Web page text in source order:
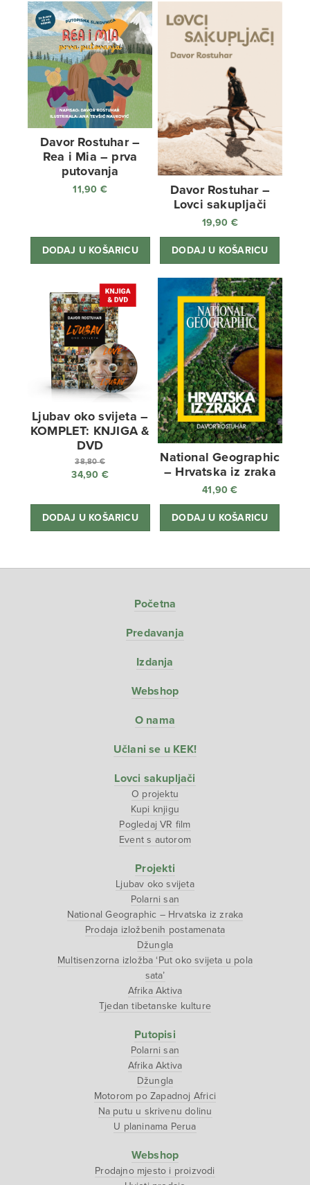
Davor Rostuhar –
Rea i Mia – prva
putovanja
11,90 €
DODAJ U KOŠARICU
Davor Rostuhar –
Lovci sakupljači
19,90 €
DODAJ U KOŠARICU
Ljubav oko svijeta –
KOMPLET: KNJIGA &
DVD
38,80€
Izvorna
bila
je:
34,90 €
cijena
je:
DODAJ U KOŠARICU
National Geographic
– Hrvatska iz zraka
41,90€
DODAJ U KOŠARICU
Početna
Predavanja
Izdanja
Webshop
O nama
Učlani se u KEK!
Lovci sakupljači
O projektu
Kupi knjigu
Pogledaj VR film
Event s autorom
Projekti
Ljubav oko svijeta
Polarni san
National Geographic – Hrvatska iz zraka
Prodaja izložbenih postamenata
Džungla
Multisenzorna izložba ‘Put oko svijeta u pola
sata’
Afrika Aktiva
Tjedan tibetanske kulture
Putopisi
Polarni san
Afrika Aktiva
Džungla
Motorom po Zapadnoj Africi
Na putu u skrivenu dolinu
U planinama Perua
Webshop
Prodajno mjesto i proizvodi